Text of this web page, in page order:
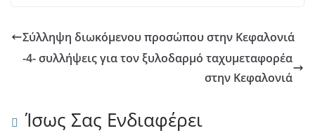
Σύλληψη διωκόμενου προσώπου στην Κεφαλονιά
-4- συλλήψεις για τον ξυλοδαρμό ταχυμεταφορέα
στην Κεφαλονιά
Ίσως Σας Ενδιαφέρει